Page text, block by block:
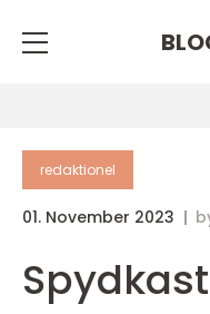
redaktionel
01. November 2023